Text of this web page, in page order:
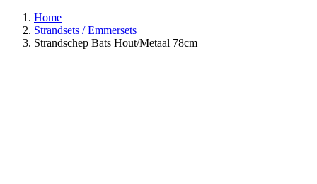
Home
Strandsets / Emmersets
Strandschep Bats Hout/Metaal 78cm